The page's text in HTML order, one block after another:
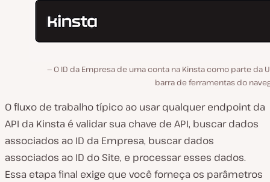
O ID da Empresa de uma conta na Kinsta como parte da
barra de ferramentas do
O fluxo de trabalho típico ao usar qualquer endpoint da
API da Kinsta é validar sua chave de API, buscar dados
associados ao ID da Empresa, buscar dados
associados ao ID do Site, e processar esses dados.
Essa etapa final exige que você forneça os parâmetros